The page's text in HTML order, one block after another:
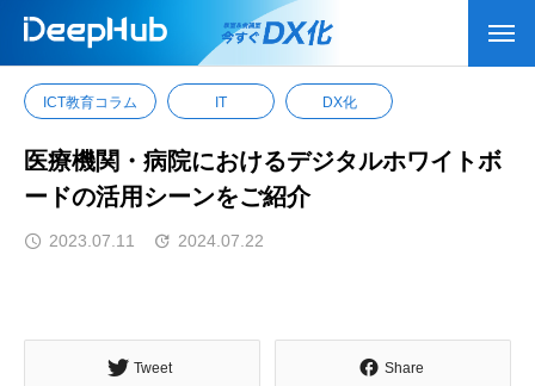
ブログ ICT教育コラム IT DX化 医療機関・病
ICT教育コラム IT DX化
医療機関・病院におけるデジタルホワイトボ
ードの活用シーンをご紹介
2023.07.11 2024.07.22
Tweet Share